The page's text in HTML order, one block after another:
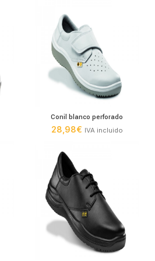
Conil blanco perforado
28,98€ IVA incluido